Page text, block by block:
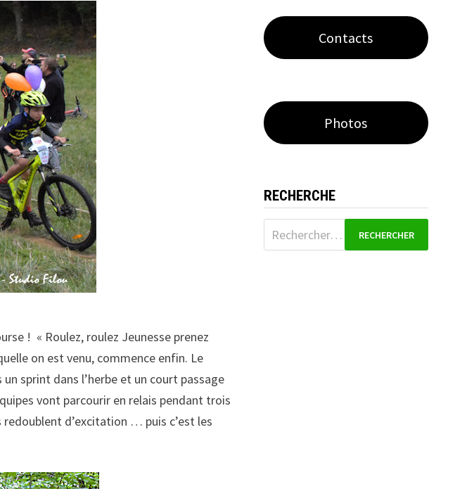
! « Roulez, roulez Jeunesse prenez
on est venu, commence enfin. Le
sprint dans l’herbe et un court passage
vont parcourir en relais pendant trois
d’excitation … puis c’est les
Contacts
Photos
RECHERCHE
Rechercher :